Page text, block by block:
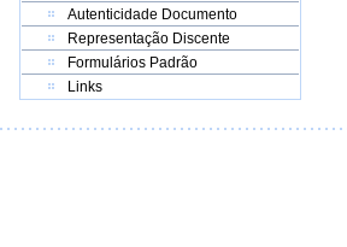
Autenticidade Documento
Representação Discente
Formulários Padrão
Links